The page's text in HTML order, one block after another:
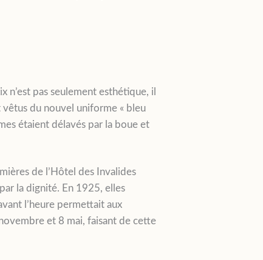
n’est pas seulement esthétique, il
du nouvel uniforme « bleu
étaient délavés par la boue et
de l’Hôtel des Invalides
la dignité. En 1925, elles
l’heure permettait aux
et 8 mai, faisant de cette